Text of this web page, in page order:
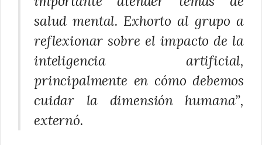
salud mental. Exhorto al grupo a
reflexionar sobre el impacto de la
inteligencia artificial,
principalmente en cómo debemos
cuidar la dimensión humana”,
externó.